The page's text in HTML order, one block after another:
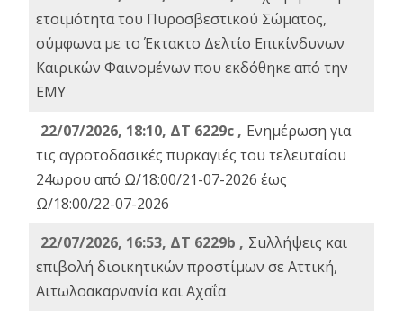
ετοιμότητα του Πυροσβεστικού Σώματος,
σύμφωνα με το Έκτακτο Δελτίο Επικίνδυνων
Καιρικών Φαινομένων που εκδόθηκε από την
ΕΜΥ
22/07/2026, 18:10, ΔΤ 6229c , Ενημέρωση για
τις αγροτοδασικές πυρκαγιές του τελευταίου
24ωρου από Ω/18:00/21-07-2026 έως
Ω/18:00/22-07-2026
22/07/2026, 16:53, ΔΤ 6229b , Σuλλήψεις και
επιβολή διοικητικών προστίμων σε Αττική,
Αιτωλοακαρνανία και Αχαΐα